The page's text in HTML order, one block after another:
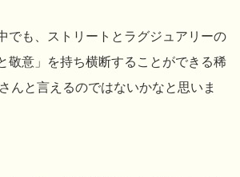
でも、ストリートとラグジュアリーの
敬意」を持ち横断することができる稀
さんと言えるのではないかなと思いま